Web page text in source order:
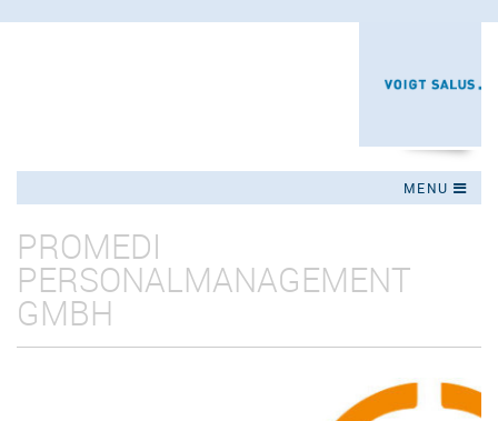
MENU
PROMEDI
PERSONALMANAGEMENT
GMBH